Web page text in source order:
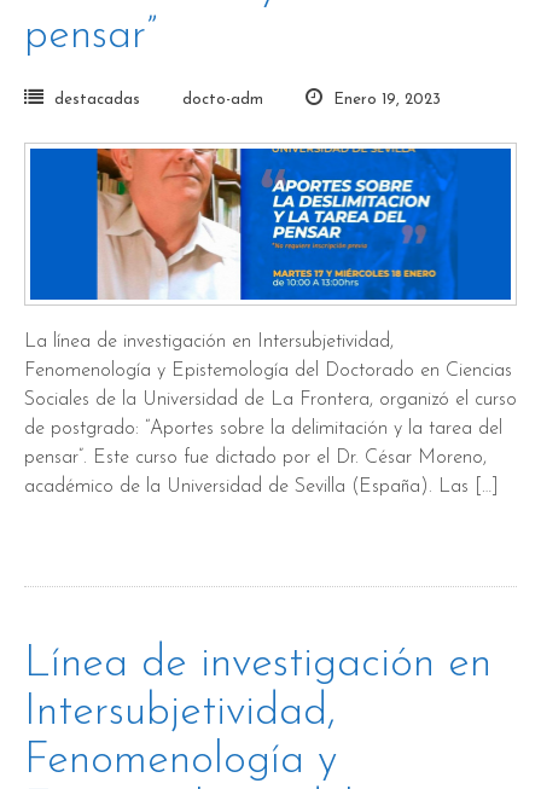
pensar”
destacadas docto-adm Enero 19, 2023
La línea de investigación en Intersubjetividad,
Fenomenología y Epistemología del Doctorado en Ciencias
Sociales de la Universidad de La Frontera, organizó el curso
de postgrado: “Aportes sobre la delimitación y la tarea del
pensar”. Este curso fue dictado por el Dr. César Moreno,
académico de la Universidad de Sevilla (España). Las […]
Línea de investigación en
Intersubjetividad,
Fenomenología y